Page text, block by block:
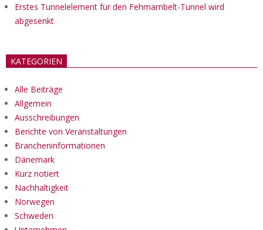
Erstes Tunnelelement für den Fehmarnbelt-Tunnel wird
abgesenkt
KATEGORIEN
Alle Beiträge
Allgemein
Ausschreibungen
Berichte von Veranstaltungen
Brancheninformationen
Dänemark
Kurz notiert
Nachhaltigkeit
Norwegen
Schweden